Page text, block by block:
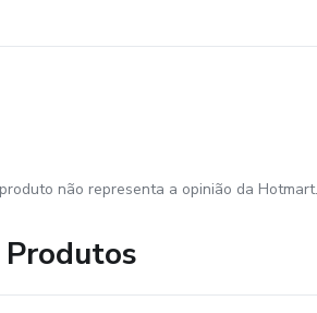
não representa a opinião da